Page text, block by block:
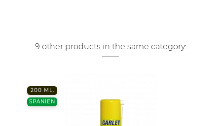
9 other products in the same category:
200 ML.
SPANIEN